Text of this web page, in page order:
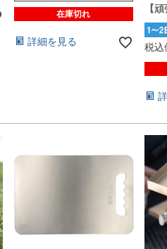
在庫切れ
詳細を見る
【
税込